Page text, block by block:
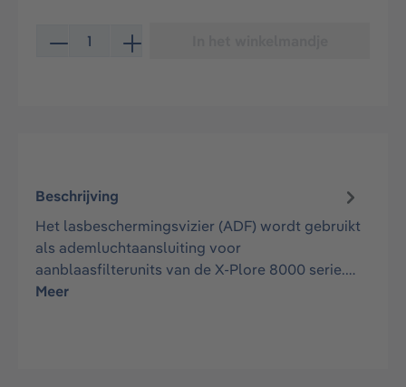
Producthoeveelheid: Voer de gewenste
Beschrijving
Het lasbeschermingsvizier (ADF) wordt gebruikt
als ademluchtaansluiting voor
aanblaasfilterunits van de X-Plore 8000 serie.…
Meer